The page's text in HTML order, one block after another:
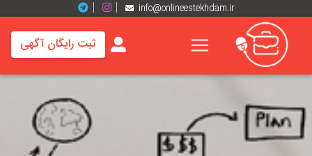
info@onlineestekhdam.ir
خانه
های
شغلی
ثبت رایگان آگهی